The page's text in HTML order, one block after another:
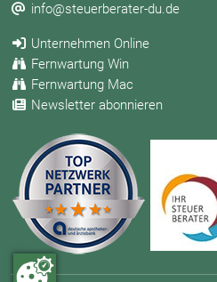
info@steuerberater-du.de
Unternehmen Online
Fernwartung Win
Fernwartung Mac
Newsletter abonnieren